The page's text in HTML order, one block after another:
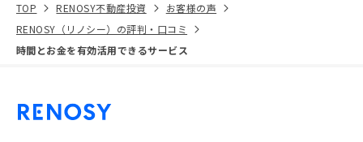
TOP RENOSY不動産投資
お客様の声
RENOSY（リノシー）の評判・口コミ
時間とお金を有効活用できるサービス